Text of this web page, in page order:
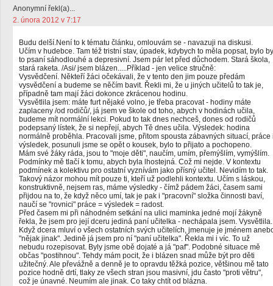
Anonymní řekl(a)...
2. února 2012 v 7:17
Budu delší.Není to k tématu článku, omlouvám se - navazuji na diskusi.
Učím v hudebce. Tam též tristní stav, úpadek, kdybych to měla popsat, bylo by
to psaní sáhodlouhé a depresivní. Jsem pár let před důchodem. Stará škola,
stará raketa. /Asi/ jsem blázen.....Příklad - jen velice stručně:
Vysvědčení. Někteří žáci očekávali, že v tento den jim pouze předám
vysvědčení a budeme se něčím bavit. Řekli mi, že u jiných učitelů to tak je,
případně tam mají žáci dokonce zkrácenou hodinu.
Vysvětlila jsem: máte furt nějaké volno, je třeba pracovat - hodiny máte
zaplaceny /od rodičů/, já jsem ve škole od toho, abych v hodinách učila,
budeme mít normální lekci. Pokud to tak dnes nechceš, dones od rodičů
podepsaný lístek, že si nepřejí, abych Tě dnes učila. Výsledek: hodina
normálně proběhla. Pracovali jsme, přitom spousta zábavných situací, práce
výsledek, posunuli jsme se opět o kousek, bylo to přijato a pochopeno.
Mám své žáky ráda, jsou to "moje děti", naučím, umím, přemýšlím, vymýšlím.
Podmínky mě tlačí k tomu, abych byla lhostejná. Což mi nejde. V kontextu
podmínek a kolektivu pro ostatní vyznívám jako přísný učitel. Nevidím to tak.
Takový názor mohou mít pouze ti, kteří už podlehli kontextu. Učím s láskou,
konstruktivně, nejsem ras, máme výsledky - čímž pádem žáci, časem sami
přijdou na to, že když něco umí, tak je pak i "pracovní" složka činnosti baví,
naučí se "rovnici" práce = výsledek = radost.
Před časem mi při náhodném setkání na ulici maminka jedné mojí žákyně
řekla, že jsem pro její dceru jediná paní učitelka - nechápala jsem. Vysvětlila.
Když dcera mluví o všech ostatních svých učitelích, jmenuje je jménem
"nějak jinak". Jedině já jsem pro ní "paní učitelka". Řekla mi i víc. To už
nebudu rozepisovat. Byly jsme obě dojaté a já "paf". Podobné situace mě
občas "postihnou". Tehdy mám pocit, že i blázen snad může být pro děti
užitečný. Ale převážně a denně je to opravdu těžká pozice, většinou mě tato
pozice hodně drtí, tlaky ze všech stran jsou masivní, jdu často "proti větru",
což je únavné. Neumím ale jinak. Co taky chtít od blázna.